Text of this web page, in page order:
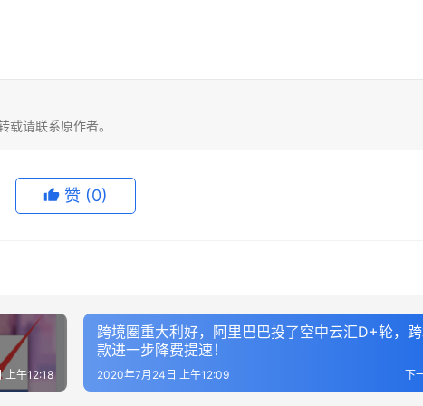
请联系原作者。
赞 (0)
上午12:18
跨境圈重大利好，阿里巴巴投了空中云汇D+轮，
款进一步降费提速！
下
2020年7月24日 上午12:09